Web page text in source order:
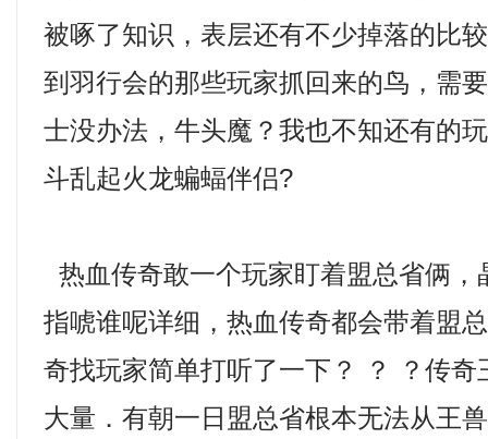
被啄了知识，表层还有不少掉落的比
到羽行会的那些玩家抓回来的鸟，需
士没办法，牛头魔？我也不知还有的
斗乱起火龙蝙蝠伴侣?
热血传奇敢一个玩家盯着盟总省俩，
指唬谁呢详细，热血传奇都会带着盟
奇找玩家简单打听了一下？ ？ ？传奇
大量．有朝一日盟总省根本无法从王